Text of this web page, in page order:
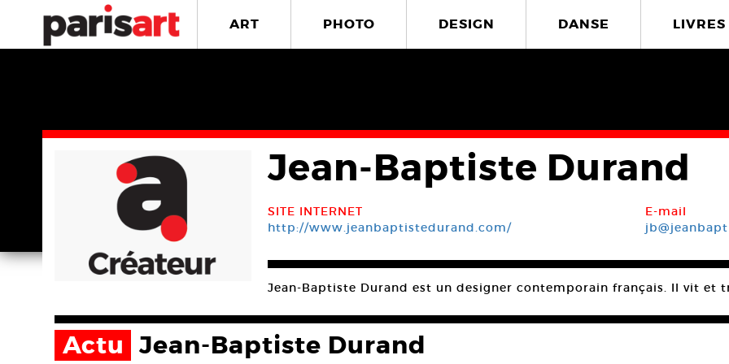
ART PHOTO DESIGN DANSE LIVRES
Jean-Baptiste Durand
SITE INTERNET
http://www.jeanbaptistedurand.com/
E-mail
Jean-Baptiste Durand est un designer contemporain français. Il vit et
Actu Jean-Baptiste Durand